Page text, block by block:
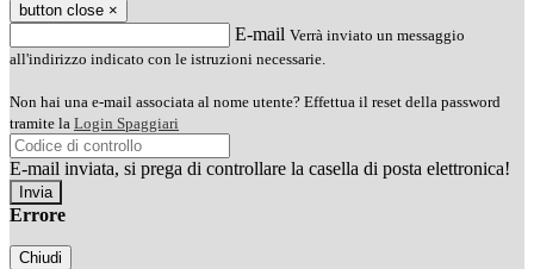
button close ×
E-mail Verrà inviato un messaggio
all'indirizzo indicato con le istruzioni necessarie.
Non hai una e-mail associata al nome utente? Effettua il reset della password
tramite la Login Spaggiari
E-mail inviata, si prega di controllare la casella di posta elettronica!
Errore
Chiudi